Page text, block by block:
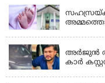
അർജുൻ
കാർ